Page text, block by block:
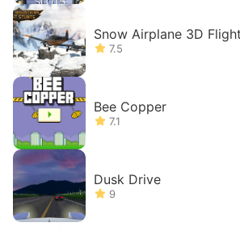
Snow Airplane 3D
7.5
Bee Copper
7.1
Dusk Drive
9